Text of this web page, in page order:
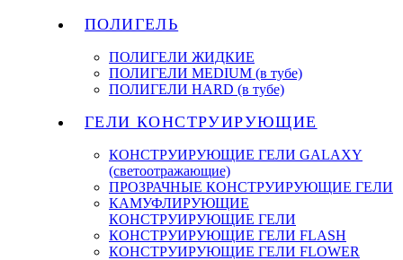
ПОЛИГЕЛЬ
ПОЛИГЕЛИ ЖИДКИЕ
ПОЛИГЕЛИ MEDIUM (в тубе)
ПОЛИГЕЛИ HARD (в тубе)
ГЕЛИ КОНСТРУИРУЮЩИЕ
КОНСТРУИРУЮЩИЕ ГЕЛИ GALAXY
(светоотражающие)
ПРОЗРАЧНЫЕ КОНСТРУИРУЮЩИЕ ГЕЛИ
КАМУФЛИРУЮЩИЕ
КОНСТРУИРУЮЩИЕ ГЕЛИ
КОНСТРУИРУЮЩИЕ ГЕЛИ FLASH
КОНСТРУИРУЮЩИЕ ГЕЛИ FLOWER